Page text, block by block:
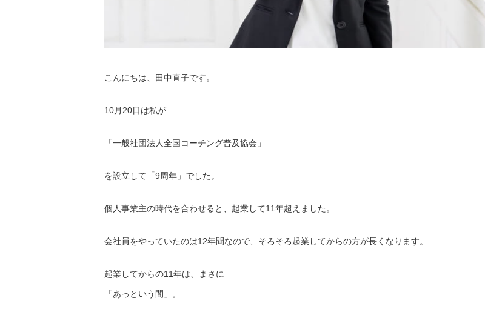
こんにちは、田中直子です。
10月20日は私が
「一般社団法人全国コーチング普及協会」
を設立して「9周年」でした。
個人事業主の時代を合わせると、起業して11年超えました。
会社員をやっていたのは12年間なので、 そろそろ起業してからの方が長くなります。
起業してからの11年は、まさに
「あっという間」。